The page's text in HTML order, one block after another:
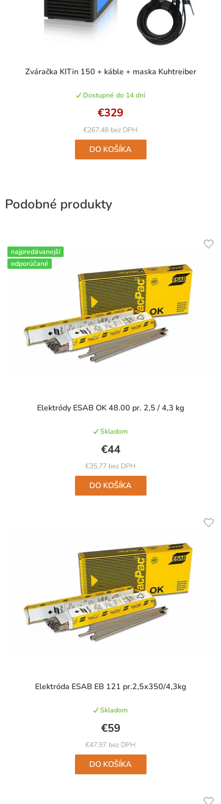
Zváračka KITin 150 + káble + maska Kuhtreiber
hodnotenie
je
5,0
z
5
hviezdičiek.
Dostupné do 14 dní
€267,48 bez DPH
€329
DO KOŠÍKA
Podobné produkty
najpredávanejší
odporúčané
Elektródy ESAB OK 48.00 pr. 2,5 / 4,3 kg
hodnotenie
je
4,9
z
5
hviezdičiek.
Skladom
€35,77 bez DPH
€44
DO KOŠÍKA
Elektróda ESAB EB 121 pr.2,5x350/4,3kg
hodnotenie
je
5,0
z
5
hviezdičiek.
Skladom
€47,97 bez DPH
€59
DO KOŠÍKA